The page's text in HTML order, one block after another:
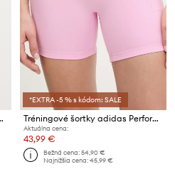
Performance
*EXTRA -5 % s kódom: SALE
Tréningové šortky adidas Performance
Aktuálna cena:
43,99 €
Bežná cena:54,90 €
Najnižšia cena:45,99 €